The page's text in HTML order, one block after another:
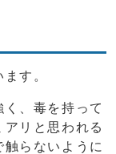
す。
、毒を持って
リと思われる
らないように